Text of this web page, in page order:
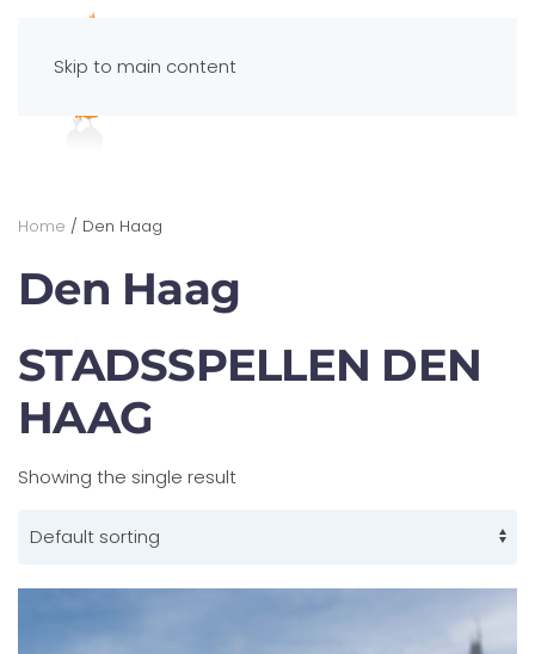
Skip to main content
Home / Den Haag
Den Haag
STADSSPELLEN DEN
HAAG
Showing the single result